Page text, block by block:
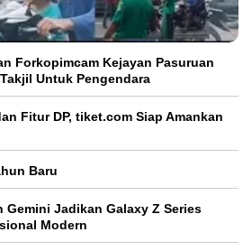
Forkopimcam Kejayan Pasuruan
Untuk Pengendara
Fitur DP, tiket.com Siap Amankan
Baru
Gemini Jadikan Galaxy Z Series
Modern